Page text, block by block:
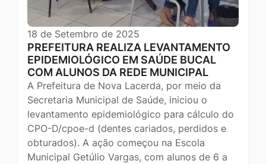
18 de Setembro de 2025
PREFEITURA REALIZA LEVANTAMENTO
EPIDEMIOLÓGICO EM SAÚDE BUCAL
COM ALUNOS DA REDE MUNICIPAL
A Prefeitura de Nova Lacerda, por meio da
Secretaria Municipal de Saúde, iniciou o
levantamento epidemiológico para cálculo do
CPO-D/cpoe-d (dentes cariados, perdidos e
obturados). A ação começou na Escola
Municipal Getúlio Vargas, com alunos de 6 a